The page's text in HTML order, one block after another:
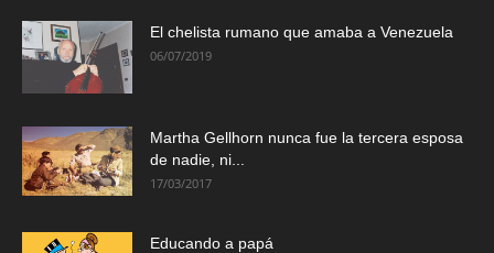
El chelista rumano que amaba a Venezuela
06/07/2019
Martha Gellhorn nunca fue la tercera esposa
de nadie, ni...
17/03/2017
Educando a papá